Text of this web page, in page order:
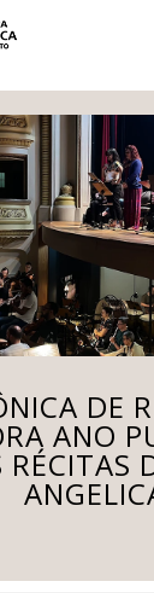
DE
ANO
RÉCITAS